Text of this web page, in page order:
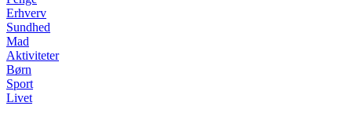
Erhverv
Sundhed
Mad
Aktiviteter
Børn
Sport
Livet